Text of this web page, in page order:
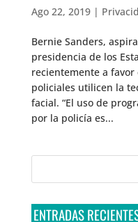
Ago 22, 2019|
Bernie Sanders,
presidencia de los
recientemente a
policiales utilicen la
facial. “El uso de
por la policía es...
ENTRADAS